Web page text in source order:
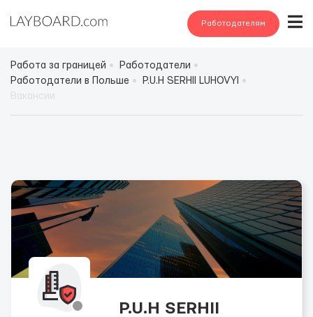
Работодателям
Работа за границей
Работодатели
Работодатели в Польше
P.U.H SERHII LUHOVYI
P.U.H SERHII